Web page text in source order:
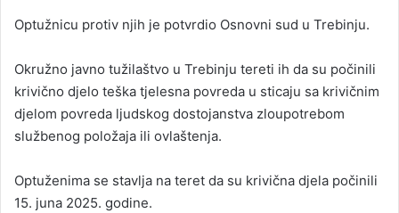
Optužnicu protiv njih je potvrdio Osnovni sud u Trebinju.
Okružno javno tužilaštvo u Trebinju tereti ih da su počinili
krivično djelo teška tjelesna povreda u sticaju sa krivičnim
djelom povreda ljudskog dostojanstva zloupotrebom
službenog položaja ili ovlaštenja.
Optuženima se stavlja na teret da su krivična djela počinili
15. juna 2025. godine.